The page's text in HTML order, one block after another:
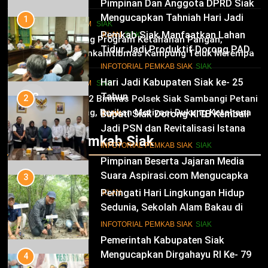
Pimpinan Dan Anggota DPRD Siak
Mengucapkan Tahniah Hari Jadi
Kabupaten Siak Ke-25 Tahun
IKLAN SIAK
11
Hari Jadi Kabupaten Siak ke- 25
Tahun
IKLAN
12
Pimpinan Beserta Jajaran Media
Suara Aspirasi.com Mengucapkan
Selamat HUT RI Ke-79
IKLAN
13
Pemerintah Kabupaten Siak
Mengucapkan Dirgahayu RI Ke- 79
02
HUKRIM SIAK
Dukung Program Ketahanan Pangan,
Bhabinkamtibmas Kampung Teluk Merempan
Tinjau Tanaman Jagung Waga
03
HUKRIM SIAK
Panit 2 Binmas Polsek Siak Sambangi Petani
Jagung, Berikan Motivasi Dukung Ketahanan
Pangan Nasional
Infotorial Pemkab Siak
1
Pemkab Siak Manfaatkan Lahan
Tidur Jadi Produktif Dorong PAD
dan Kesejahteraan Warga
INFOTORIAL PEMKAB SIAK SIAK
2
Bupati Siak Dorong KITB Kembali
Jadi PSN dan Revitalisasi Istana
Kesultanan Siak
INFOTORIAL PEMKAB SIAK SIAK
3
Peringati Hari Lingkungan Hidup
Sedunia, Sekolah Alam Bakau di
Siak Cetak Generasi Penjaga
Pesisir
INFOTORIAL PEMKAB SIAK SIAK
4